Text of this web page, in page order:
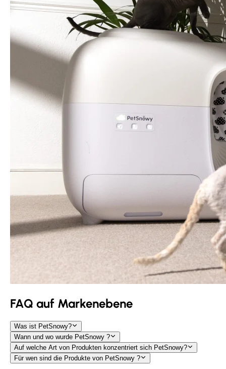
FAQ auf Markenebene
Was ist PetSnowy?
Wann und wo wurde PetSnowy ?
Auf welche Art von Produkten konzentriert sich PetSnowy?
Für wen sind die Produkte von PetSnowy ?